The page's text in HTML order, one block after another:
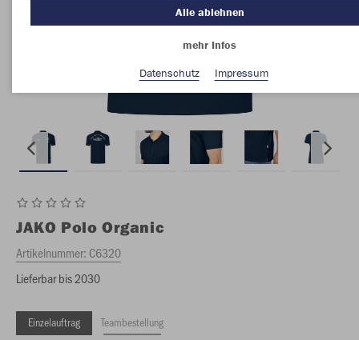
JAKO Polo Organic
Artikelnummer: C6320
Lieferbar bis 2030
Einzelauftrag Teambestellung
Alle ablehnen
mehr Infos
Datenschutz
Impressum